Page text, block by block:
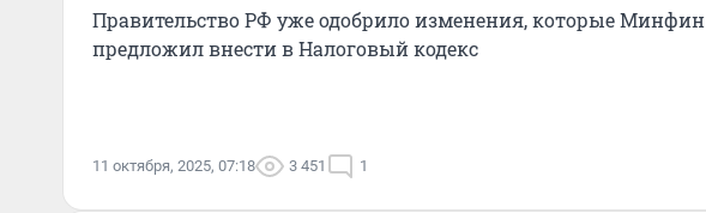
Правительство РФ уже одобрило изменения, которые Минфин
предложил внести в Налоговый кодекс
11 октября, 2025, 07:18 3 451 1